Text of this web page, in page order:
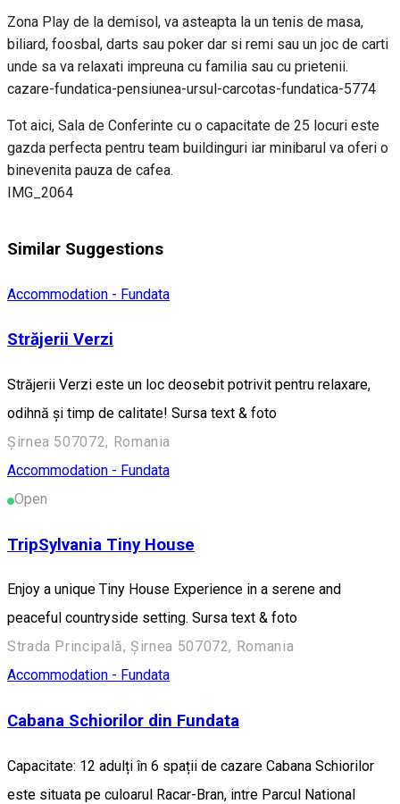
Zona Play de la demisol, va asteapta la un tenis de masa,
biliard, foosbal, darts sau poker dar si remi sau un joc de carti
unde sa va relaxati impreuna cu familia sau cu prietenii.
cazare-fundatica-pensiunea-ursul-carcotas-fundatica-5774
Tot aici, Sala de Conferinte cu o capacitate de 25 locuri este
gazda perfecta pentru team buildinguri iar minibarul va oferi o
binevenita pauza de cafea.
IMG_2064
Similar Suggestions
Accommodation - Fundata
Străjerii Verzi
Străjerii Verzi este un loc deosebit potrivit pentru relaxare,
odihnă și timp de calitate! Sursa text & foto
Șirnea 507072, Romania
Accommodation - Fundata
Open
TripSylvania Tiny House
Enjoy a unique Tiny House Experience in a serene and
peaceful countryside setting. Sursa text & foto
Strada Principală, Șirnea 507072, Romania
Accommodation - Fundata
Cabana Schiorilor din Fundata
Capacitate: 12 adulți în 6 spații de cazare Cabana Schiorilor
este situata pe culoarul Racar-Bran, intre Parcul National